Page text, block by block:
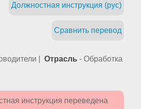
Должностная инструкция (рус)
Сравнить перевод
| Отрасль - Обработка
инструкция переведена